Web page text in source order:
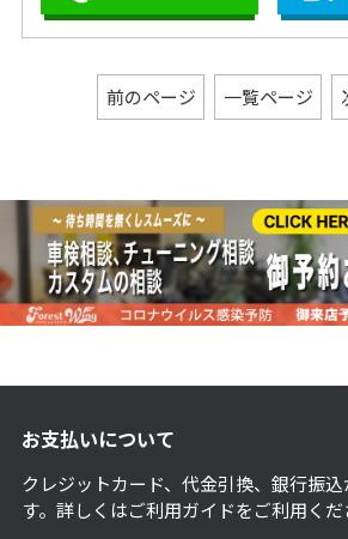
前のページ 一覧ページ
お支払いについて
クレジットカード、代金引換、銀行振
す。詳しくはご利用ガイドをご利用くだ